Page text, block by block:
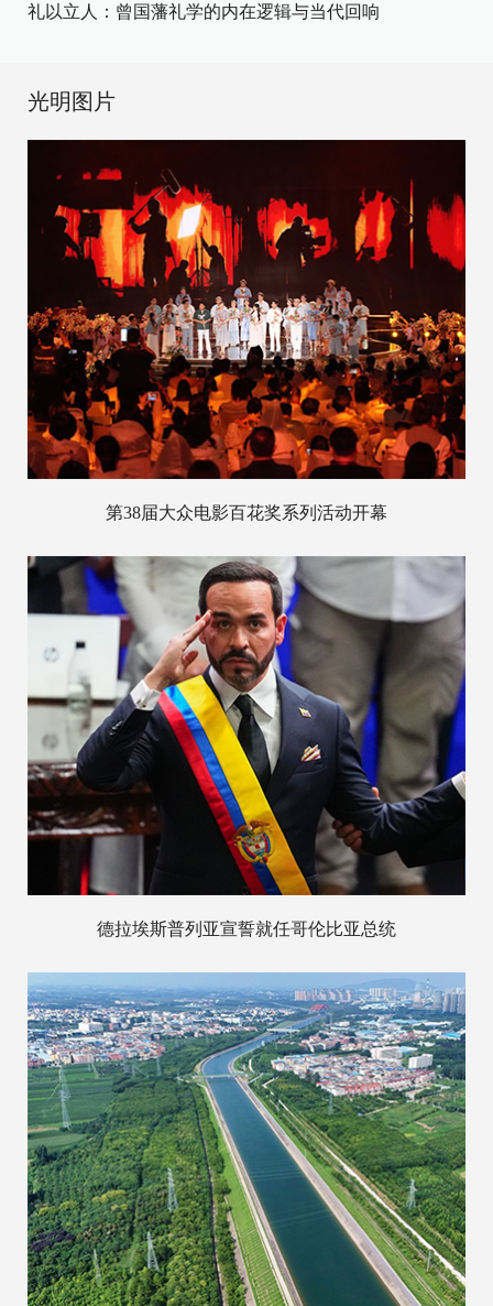
礼以立人：曾国藩礼学的内在逻辑与当代回响
光明图片
第38届大众电影百花奖系列活动开幕
德拉埃斯普列亚宣誓就任哥伦比亚总统